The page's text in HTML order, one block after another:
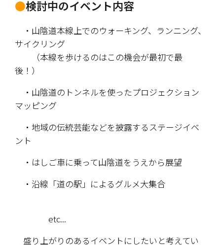
●検討中のイベント内容
・山陰道本線上でのウォーキング、ランニング、
サイクリング
（本線を歩けるのはこの機会が最初で最
後！）
・山陰道のトンネルを使ったプロジェクション
マッピング
・地域の伝統芸能などを披露するステージイベ
ント
・はしご車に乗って山陰道をうえから展望
・沿線「道の駅」によるグルメ大集合
etc...
盛り上がりのあるイベントにしたいと考えてい